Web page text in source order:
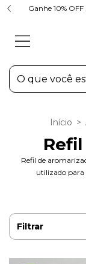
Ganhe 10%
Início >
Refil de
utilizado para
Filtrar